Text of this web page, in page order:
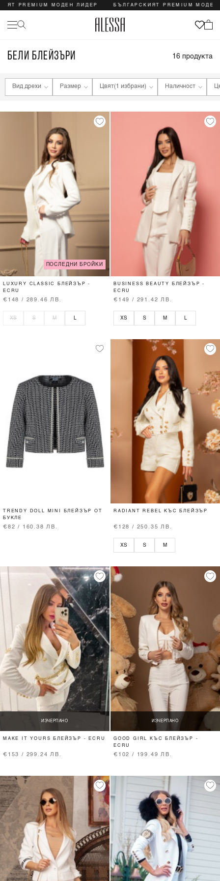
PREMIUM МОДЕН ЛИДЕР БЪЛГАРСКИЯТ PREMIUM МОДЕН
БЕЛИ БЛЕЙЗЪРИ 16продукта
Вид дрехи Размер Цвят(1 избрани) Наличност
ПОСЛЕДНИ БРОЙКИ
LUXURY CLASSIC БЛЕЙЗЪР -
ECRU
€148 / 289.46 ЛВ.
XS S M
BUSINESS BEAUTY БЛЕЙЗЪР -
ECRU
€149 / 291.42 ЛВ.
XS S M
TRENDY DOLL MINI БЛЕЙЗЪР ОТ
БУКЛЕ
€82 / 160.38 ЛВ.
RADIANT REBEL КЪС БЛЕЙЗЪР
€128 / 250.35 ЛВ.
XS S M
ИЗЧЕРПАНО
MAKE IT YOURS БЛЕЙЗЪР - ECRU
€153 / 299.24 ЛВ.
ИЗЧЕРПАНО
GOOD GIRL КЪС БЛЕЙЗЪР -
ECRU
€102 / 199.49 ЛВ.